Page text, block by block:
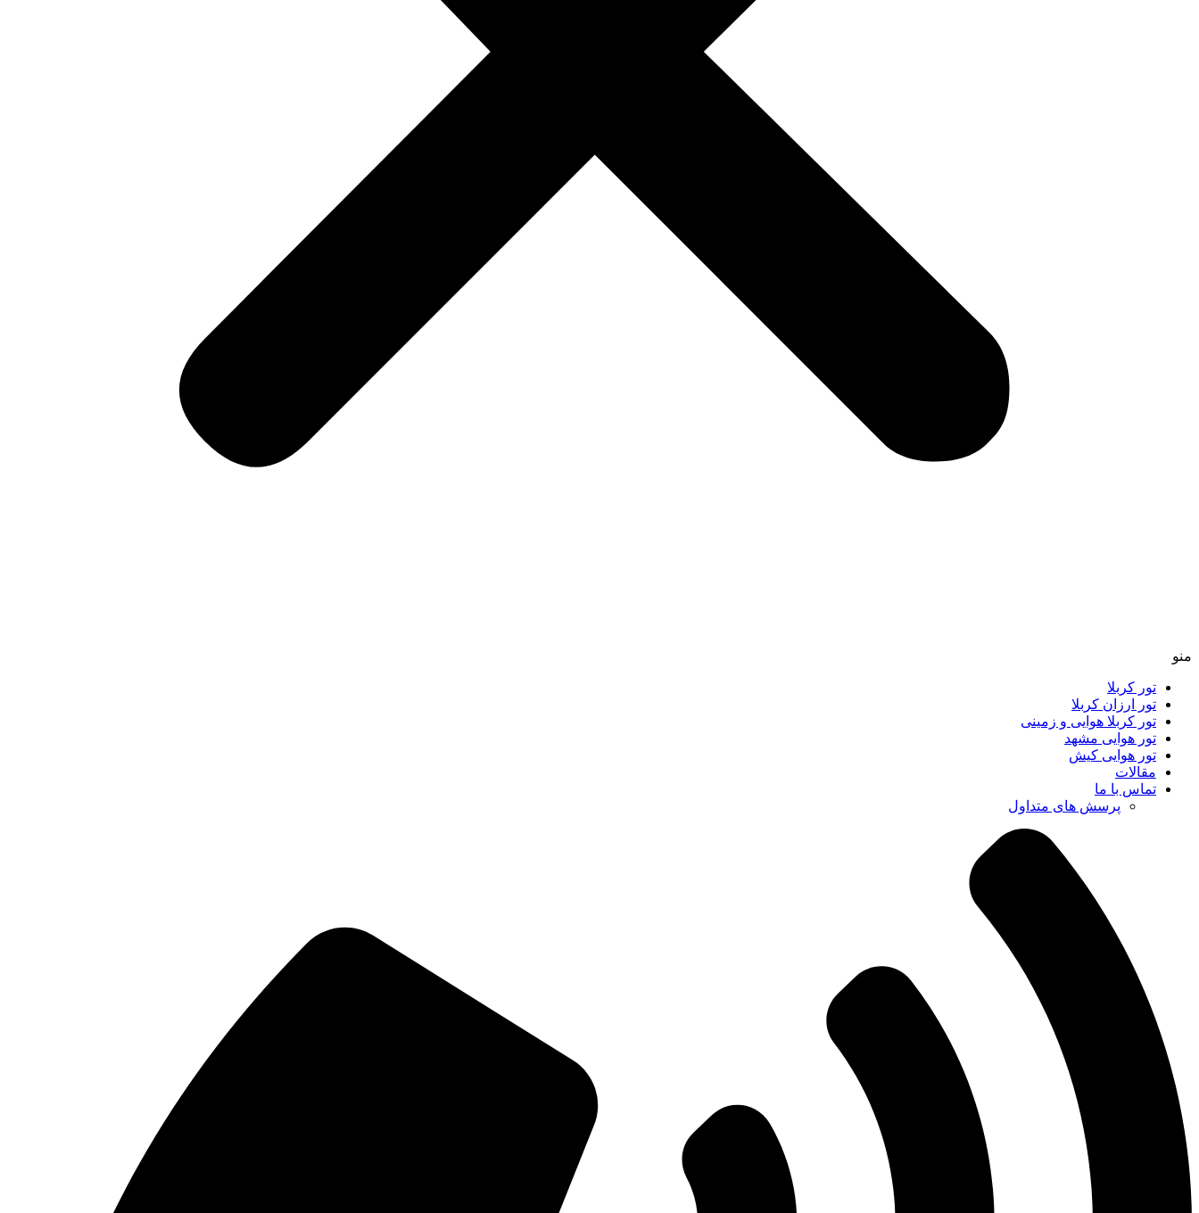
منو
تور کربلا
تور ارزان کربلا
تور کربلا هوایی و زمینی
تور هوایی مشهد
تور هوایی کیش
مقالات
تماس با ما
پرسش های متداول